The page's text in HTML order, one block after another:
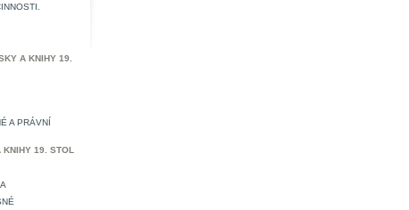
A KNIHY 19.
A PRÁVNÍ
KNIHY 19. STOL